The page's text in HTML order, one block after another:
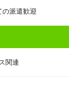
の派遣歓迎
関連